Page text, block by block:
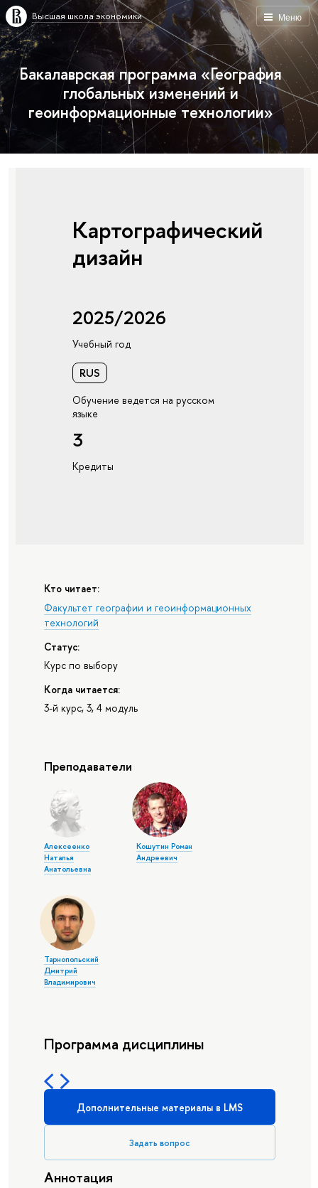
Меню
Высшая школа экономики
Бакалаврская программа «География
глобальных изменений и
геоинформационные технологии»
Картографический
дизайн
2025/2026
Учебный год
RUS
Обучение ведется на русском
языке
3
Кредиты
Кто читает:
Факультет географии и геоинформационных
технологий
Статус:
Курс по выбору
Когда читается:
3-й курс, 3, 4 модуль
Преподаватели
Алексеенко
Наталья
Анатольевна
Кошутин Роман
Андреевич
Тарнопольский
Дмитрий
Владимирович
Программа дисциплины
Дополнительные материалы в LMS
Задать вопрос
Аннотация